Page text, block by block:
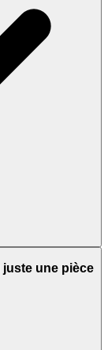
juste une pièce